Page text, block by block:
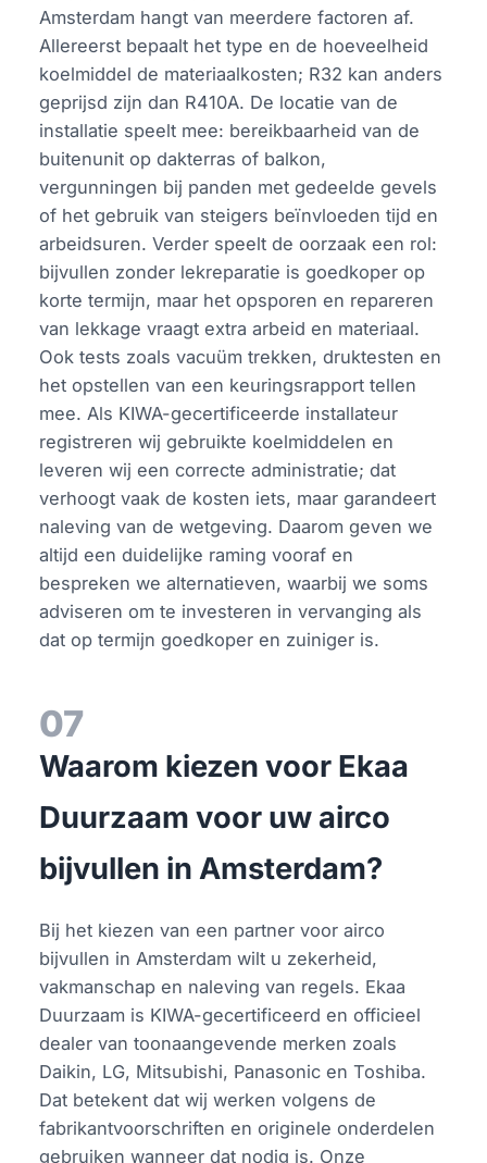
Amsterdam hangt van meerdere factoren af.
Allereerst bepaalt het type en de hoeveelheid
koelmiddel de materiaalkosten; R32 kan anders
geprijsd zijn dan R410A. De locatie van de
installatie speelt mee: bereikbaarheid van de
buitenunit op dakterras of balkon,
vergunningen bij panden met gedeelde gevels
of het gebruik van steigers beïnvloeden tijd en
arbeidsuren. Verder speelt de oorzaak een rol:
bijvullen zonder lekreparatie is goedkoper op
korte termijn, maar het opsporen en repareren
van lekkage vraagt extra arbeid en materiaal.
Ook tests zoals vacuüm trekken, druktesten en
het opstellen van een keuringsrapport tellen
mee. Als KIWA-gecertificeerde installateur
registreren wij gebruikte koelmiddelen en
leveren wij een correcte administratie; dat
verhoogt vaak de kosten iets, maar garandeert
naleving van de wetgeving. Daarom geven we
altijd een duidelijke raming vooraf en
bespreken we alternatieven, waarbij we soms
adviseren om te investeren in vervanging als
dat op termijn goedkoper en zuiniger is.
07
Waarom kiezen voor Ekaa
Duurzaam voor uw airco
bijvullen in Amsterdam?
Bij het kiezen van een partner voor airco
bijvullen in Amsterdam wilt u zekerheid,
vakmanschap en naleving van regels. Ekaa
Duurzaam is KIWA-gecertificeerd en officieel
dealer van toonaangevende merken zoals
Daikin, LG, Mitsubishi, Panasonic en Toshiba.
Dat betekent dat wij werken volgens de
fabrikantvoorschriften en originele onderdelen
gebruiken wanneer dat nodig is. Onze